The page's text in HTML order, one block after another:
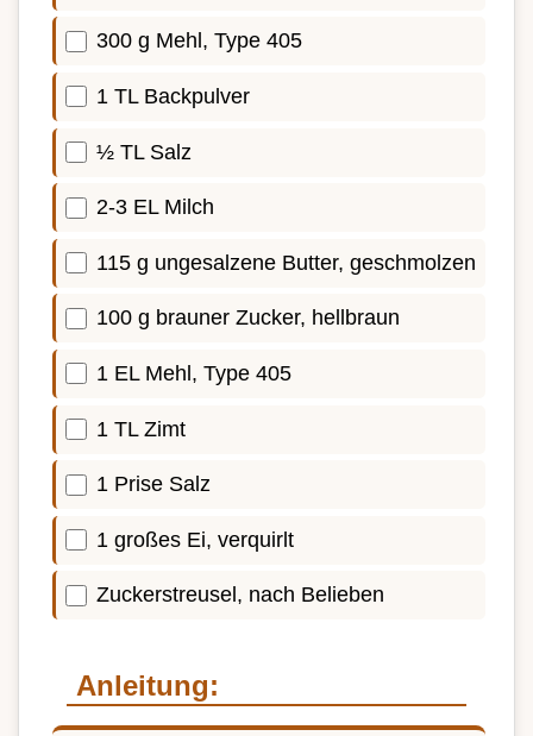
300 g Mehl, Type 405
1 TL Backpulver
½ TL Salz
2-3 EL Milch
115 g ungesalzene Butter, geschmolzen
100 g brauner Zucker, hellbraun
1 EL Mehl, Type 405
1 TL Zimt
1 Prise Salz
1 großes Ei, verquirlt
Zuckerstreusel, nach Belieben
Anleitung: